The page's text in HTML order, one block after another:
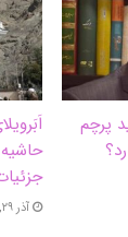
پرچم
آذر ۲۹, ۱۴۰۴